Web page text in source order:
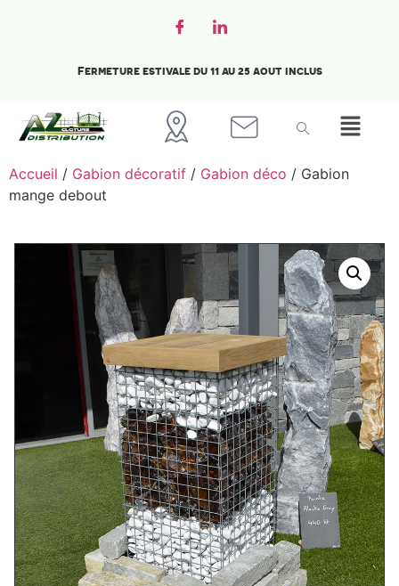
Fermeture estivale du 11 au 25 aout inclus
Accueil / Gabion décoratif / Gabion déco / Gabion
mange debout